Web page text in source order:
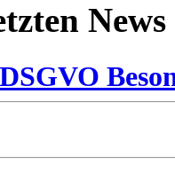
News
DSGVO